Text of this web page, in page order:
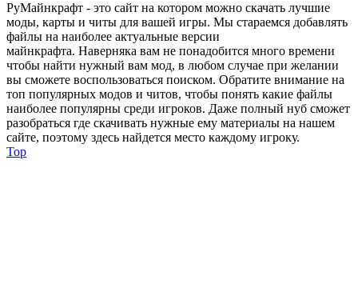
РуМайнкрафт - это сайт на котором можно скачать лучшие
моды, карты и читы для вашей игры. Мы стараемся добавлять
файлы на наиболее актуальные версии
майнкрафта. Наверняка вам не понадобится много времени
чтобы найти нужный вам мод, в любом случае при желании
вы сможете воспользоваться поиском. Обратите внимание на
топ популярных модов и читов, чтобы понять какие файлы
наиболее популярны среди игроков. Даже полный нуб сможет
разобраться где скачивать нужные ему материалы на нашем
сайте, поэтому здесь найдется место каждому игроку.
Top